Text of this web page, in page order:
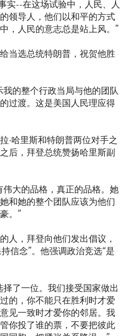
实--在这场试验中，人民、人
领导人，他们以和平的方式
，人民的意志总是站上风。”
当选总统特朗普，祝贺他胜
我的整个行政当局与他的团队
过渡。这是美国人民理应得
·哈里斯和特朗普两位对手之
后，拜登总统赞扬哈里斯副
伟大的品格，真正的品格。她
和她的整个团队应该为他们
。”
人，拜登向他们发出倡议，
信念”。他强调政治竞选“是
择了一位。我们接受国家做出
的，你不能只在胜利时才爱
见一致时才爱你的邻居。我
你投了谁的票，不要把彼此